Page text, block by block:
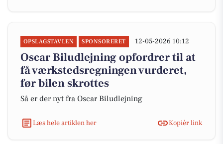
OPSLAGSTAVLEN SPONSORERET 12-05-2026 10:12
Oscar Biludlejning opfordrer til at
få værkstedsregningen vurderet,
før bilen skrottes
Så er der nyt fra Oscar Biludlejning
Læs hele artiklen her Kopiér link